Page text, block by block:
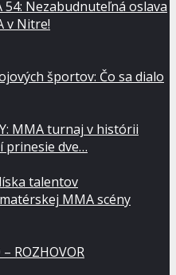
54: Nezabudnuteľná oslava
v Nitre!
športov: Čo sa dialo
MMA turnaj v histórii
prinesie dve…
talentov
MMA scény
ROZHOVOR